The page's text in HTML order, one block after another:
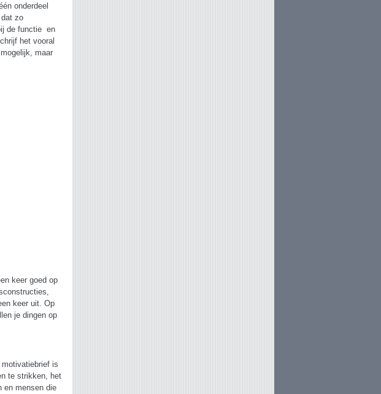
onderdeel
zo
de functie en
het vooral
maar
keer goed op
keer uit. Op
je dingen op
is
te strikken, het
en mensen die